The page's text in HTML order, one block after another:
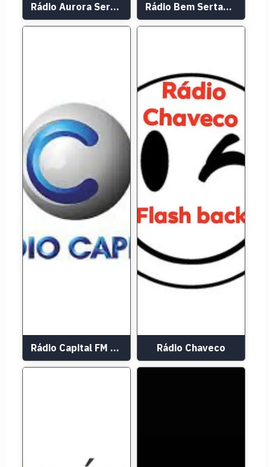
Rádio Aurora Sertaneja Rádio Bem Sertaneja
Rádio Capital FM 77.5 AM 1040 Rádio Chaveco